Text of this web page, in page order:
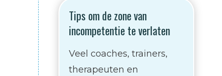
Tips om de zone van
incompetentie te verlaten
Veel coaches, trainers,
therapeuten en